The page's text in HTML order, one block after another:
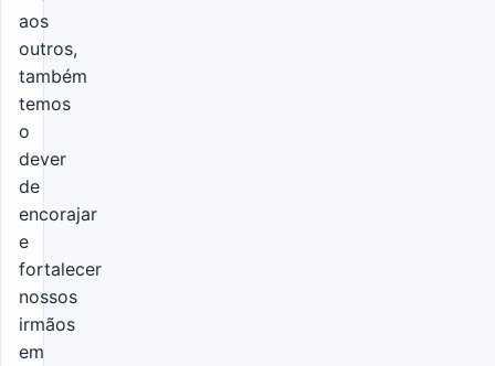
aos
outros,
também
temos
o
dever
de
encorajar
e
fortalecer
nossos
irmãos
em